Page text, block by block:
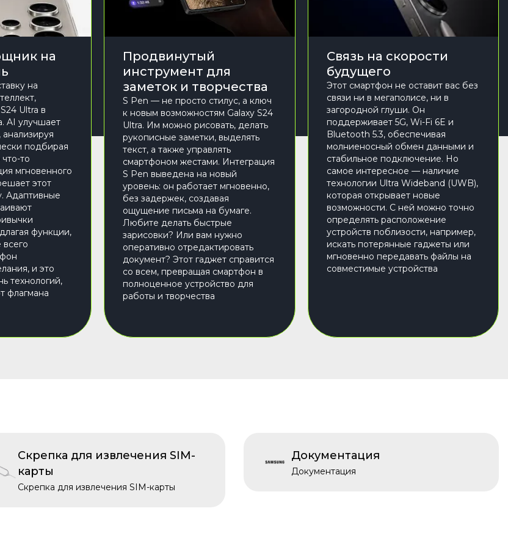
на
на
Ultra в
AI улучшает
анализируя
подбирая
то
мгновенного
этот
Адаптивные
функции,
и это
технологий,
флагмана
Продвинутый
инструмент для
заметок и творчества
S Pen — не просто стилус, а ключ
к новым возможностям Galaxy S24
Ultra. Им можно рисовать, делать
рукописные заметки, выделять
текст, а также управлять
смартфоном жестами. Интеграция
S Pen выведена на новый
уровень: он работает мгновенно,
без задержек, создавая
ощущение письма на бумаге.
Любите делать быстрые
зарисовки? Или вам нужно
оперативно отредактировать
документ? Этот гаджет справится
со всем, превращая смартфон в
полноценное устройство для
работы и творчества
Связь на скорости
будущего
Этот смартфон не оставит вас без
связи ни в мегаполисе, ни в
загородной глуши. Он
поддерживает 5G, Wi-Fi 6E и
Bluetooth 5.3, обеспечивая
молниеносный обмен данными и
стабильное подключение. Но
самое интересное — наличие
технологии Ultra Wideband (UWB),
которая открывает новые
возможности. С ней можно точно
определять расположение
устройств поблизости, например,
искать потерянные гаджеты или
мгновенно передавать файлы на
совместимые устройства
Скрепка для извлечения SIM-
карты
Скрепка для извлечения SIM-карты
Документация
Документация